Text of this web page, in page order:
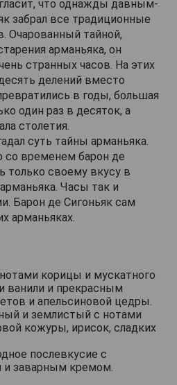
что однажды давным-
забрал все традиционные
Очарованный тайной,
арманьяка, он
странных часов. На этих
делений вместо
в годы, большая
один раз в десяток, а
столетия.
суть тайны арманьяка.
со временем барон де
только своему вкусу в
Часы так и
Барон де Сигоньяк сам
арманьяках.
корицы и мускатного
ванили и прекрасным
и апельсиновой цедры.
и землистый с нотами
кожуры, ирисок, сладких
послевкусие с
заварным кремом.